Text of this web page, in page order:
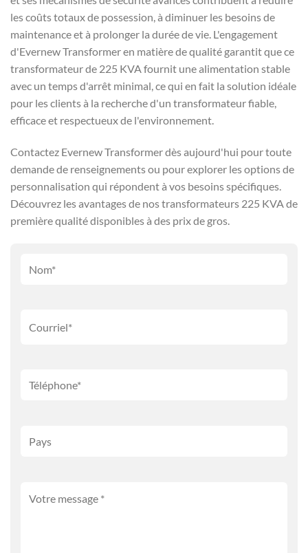
les coûts totaux de possession, à diminuer les besoins de
maintenance et à prolonger la durée de vie. L'engagement
d'Evernew Transformer en matière de qualité garantit que ce
transformateur de 225 KVA fournit une alimentation stable
avec un temps d'arrêt minimal, ce qui en fait la solution idéale
pour les clients à la recherche d'un transformateur fiable,
efficace et respectueux de l'environnement.
Contactez Evernew Transformer dès aujourd'hui pour toute
demande de renseignements ou pour explorer les options de
personnalisation qui répondent à vos besoins spécifiques.
Découvrez les avantages de nos transformateurs 225 KVA de
première qualité disponibles à des prix de gros.